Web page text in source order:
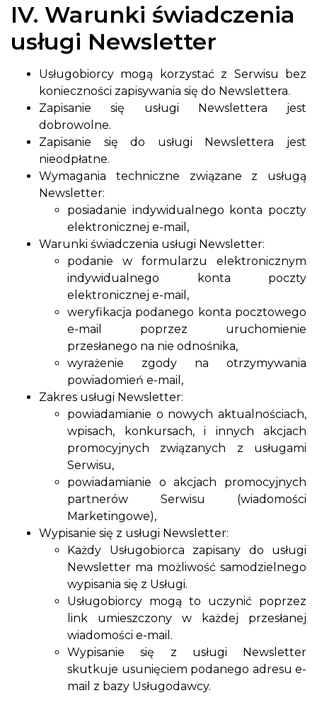
IV. Warunki świadczenia
usługi Newsletter
Usługobiorcy mogą korzystać z Serwisu bez
konieczności zapisywania się do Newslettera.
Zapisanie się usługi Newslettera jest
dobrowolne.
Zapisanie się do usługi Newslettera jest
nieodpłatne.
Wymagania techniczne związane z usługą
Newsletter:
posiadanie indywidualnego konta poczty
elektronicznej e-mail,
Warunki świadczenia usługi Newsletter:
podanie w formularzu elektronicznym
indywidualnego konta poczty
elektronicznej e-mail,
weryfikacja podanego konta pocztowego
e-mail poprzez uruchomienie
przesłanego na nie odnośnika,
wyrażenie zgody na otrzymywania
powiadomień e-mail,
Zakres usługi Newsletter:
powiadamianie o nowych aktualnościach,
wpisach, konkursach, i innych akcjach
promocyjnych związanych z usługami
Serwisu,
powiadamianie o akcjach promocyjnych
partnerów Serwisu (wiadomości
Marketingowe),
Wypisanie się z usługi Newsletter:
Każdy Usługobiorca zapisany do usługi
Newsletter ma możliwość samodzielnego
wypisania się z Usługi.
Usługobiorcy mogą to uczynić poprzez
link umieszczony w każdej przesłanej
wiadomości e-mail.
Wypisanie się z usługi Newsletter
skutkuje usunięciem podanego adresu e-
mail z bazy Usługodawcy.